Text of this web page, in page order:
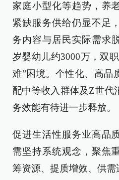
家庭小型化等趋势，养
紧缺服务供给仍显不足
务内容与居民实际需求
岁婴幼儿约3000万，双
难”困境。个性化、高品
配中等收入群体及Z世代
务效能有待进一步释放。
促进生活性服务业高品
需坚持系统观念，聚焦
筹资源、提质增效、供需